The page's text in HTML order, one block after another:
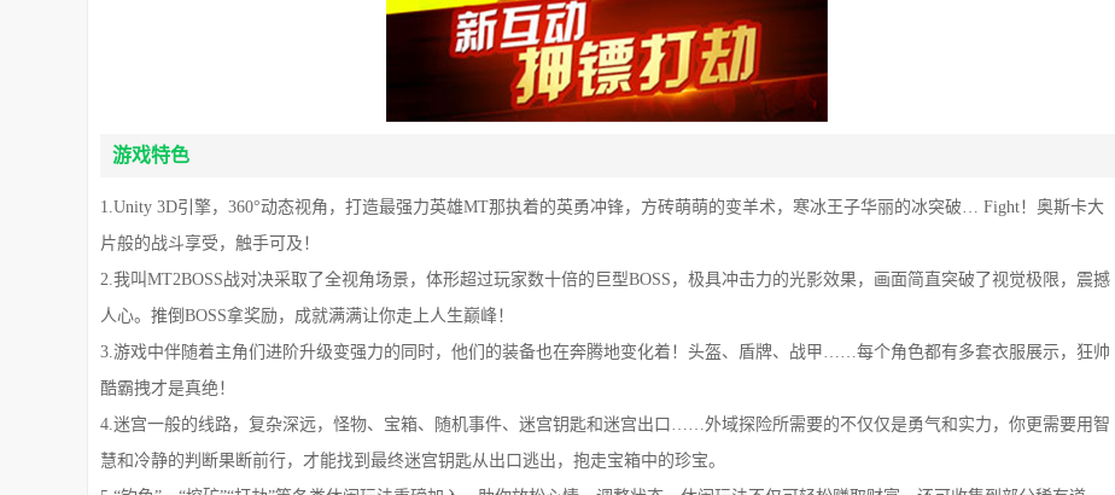
游戏特色
1.Unity 3D引擎，360°动态视角，打造最强力英雄MT那执着的英勇冲锋，方砖萌萌的变羊术，寒冰王子华丽的冰突破… Fight！奥斯卡大
片般的战斗享受，触手可及！
2.我叫MT2BOSS战对决采取了全视角场景，体形超过玩家数十倍的巨型BOSS，极具冲击力的光影效果，画面简直突破了视觉极限，震撼
人心。推倒BOSS拿奖励，成就满满让你走上人生巅峰！
3.游戏中伴随着主角们进阶升级变强力的同时，他们的装备也在奔腾地变化着！头盔、盾牌、战甲……每个角色都有多套衣服展示，狂帅
酷霸拽才是真绝！
4.迷宫一般的线路，复杂深远，怪物、宝箱、随机事件、迷宫钥匙和迷宫出口……外域探险所需要的不仅仅是勇气和实力，你更需要用智
慧和冷静的判断果断前行，才能找到最终迷宫钥匙从出口逃出，抱走宝箱中的珍宝。